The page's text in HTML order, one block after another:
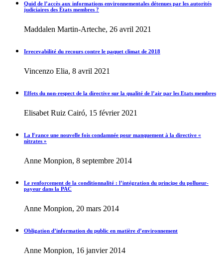
Quid de l’accès aux informations environnementales détenues par les autorités
judiciaires des États membres ?
Maddalen Martin-Arteche, 26 avril 2021
Irrecevabilité du recours contre le paquet climat de 2018
Vincenzo Elia, 8 avril 2021
Effets du non-respect de la directive sur la qualité de l’air par les Etats membres
Elisabet Ruiz Cairó, 15 février 2021
La France une nouvelle fois condamnée pour manquement à la directive «
nitrates »
Anne Monpion, 8 septembre 2014
Le renforcement de la conditionnalité : l’intégration du principe du pollueur-
payeur dans la PAC
Anne Monpion, 20 mars 2014
Obligation d’information du public en matière d’environnement
Anne Monpion, 16 janvier 2014